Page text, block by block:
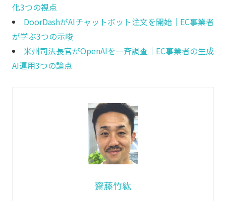
化3つの視点
DoorDashがAIチャットボット注文を開始｜EC事業者
が学ぶ3つの示唆
米州司法長官がOpenAIを一斉調査｜EC事業者の生成
AI運用3つの論点
齋藤竹紘